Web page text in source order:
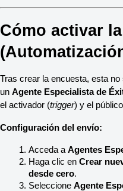
Cómo activar
Tras crear la encuesta, esta
un Agente Especialista de
el activador (trigger) y el
Configuración del envío:
Acceda a Agentes
Haga clic en Crear
desde cero.
Seleccione Agente